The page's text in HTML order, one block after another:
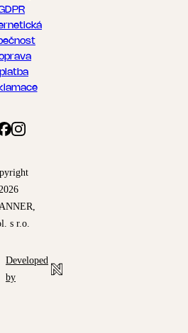
s r.o.
Developed
by